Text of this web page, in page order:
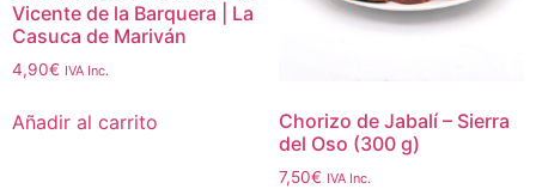
Vicente de la Barquera | La
Casuca de Mariván
4,90€ IVA Inc.
Añadir al carrito
Chorizo de Jabalí – Sierra
del Oso (300 g)
7,50€ IVA Inc.